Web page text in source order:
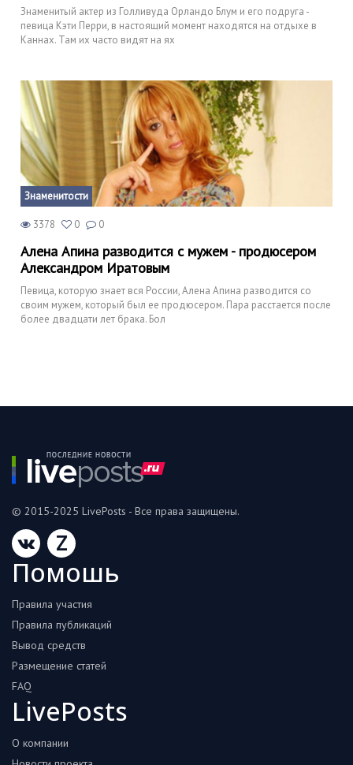
Знаменитый актер из Голливуда Орландо Блум и его подруга -
певица Кэти Перри, в настоящий момент находятся на отдыхе в
Каннах. Там их часто видят на ях
Знаменитости
3378 0 0
Алена Апина разводится с мужем - продюсером
Александром Иратовым
Певица, которую знает вся России, Алена Апина разводится со
своим мужем, который был ее продюсером. Пара расстается после
более двадцати лет брака. Бол
© 2015-2025 LivePosts - Все права защищены.
Z
Помошь
Правила участия
Правила публикаций
Вывод средств
Размещение статей
FAQ
LivePosts
О компании